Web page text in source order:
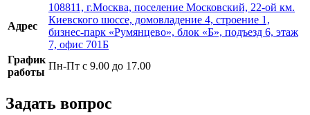
Адрес
108811, г.Москва, поселение Московский, 22-ой км.
Киевского шоссе, домовладение 4, строение 1,
бизнес-парк «Румянцево», блок «Б», подъезд 6, этаж
7, офис 701Б
График
работы
Пн-Пт с 9.00 до 17.00
Задать вопрос